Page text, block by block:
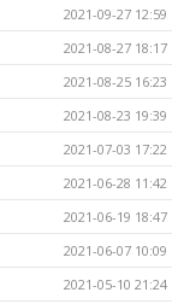
2021-09-27 12:59
2021-08-27 18:17
2021-08-25 16:23
2021-08-23 19:39
2021-07-03 17:22
2021-06-28 11:42
2021-06-19 18:47
2021-06-07 10:09
2021-05-10 21:24